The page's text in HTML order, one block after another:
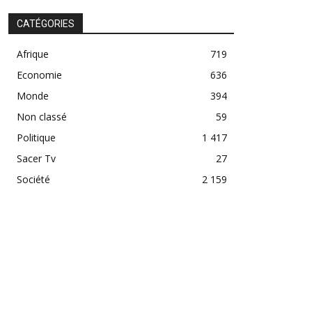
CATÉGORIES
Afrique
719
Economie
636
Monde
394
Non classé
59
Politique
1 417
Sacer Tv
27
Société
2 159